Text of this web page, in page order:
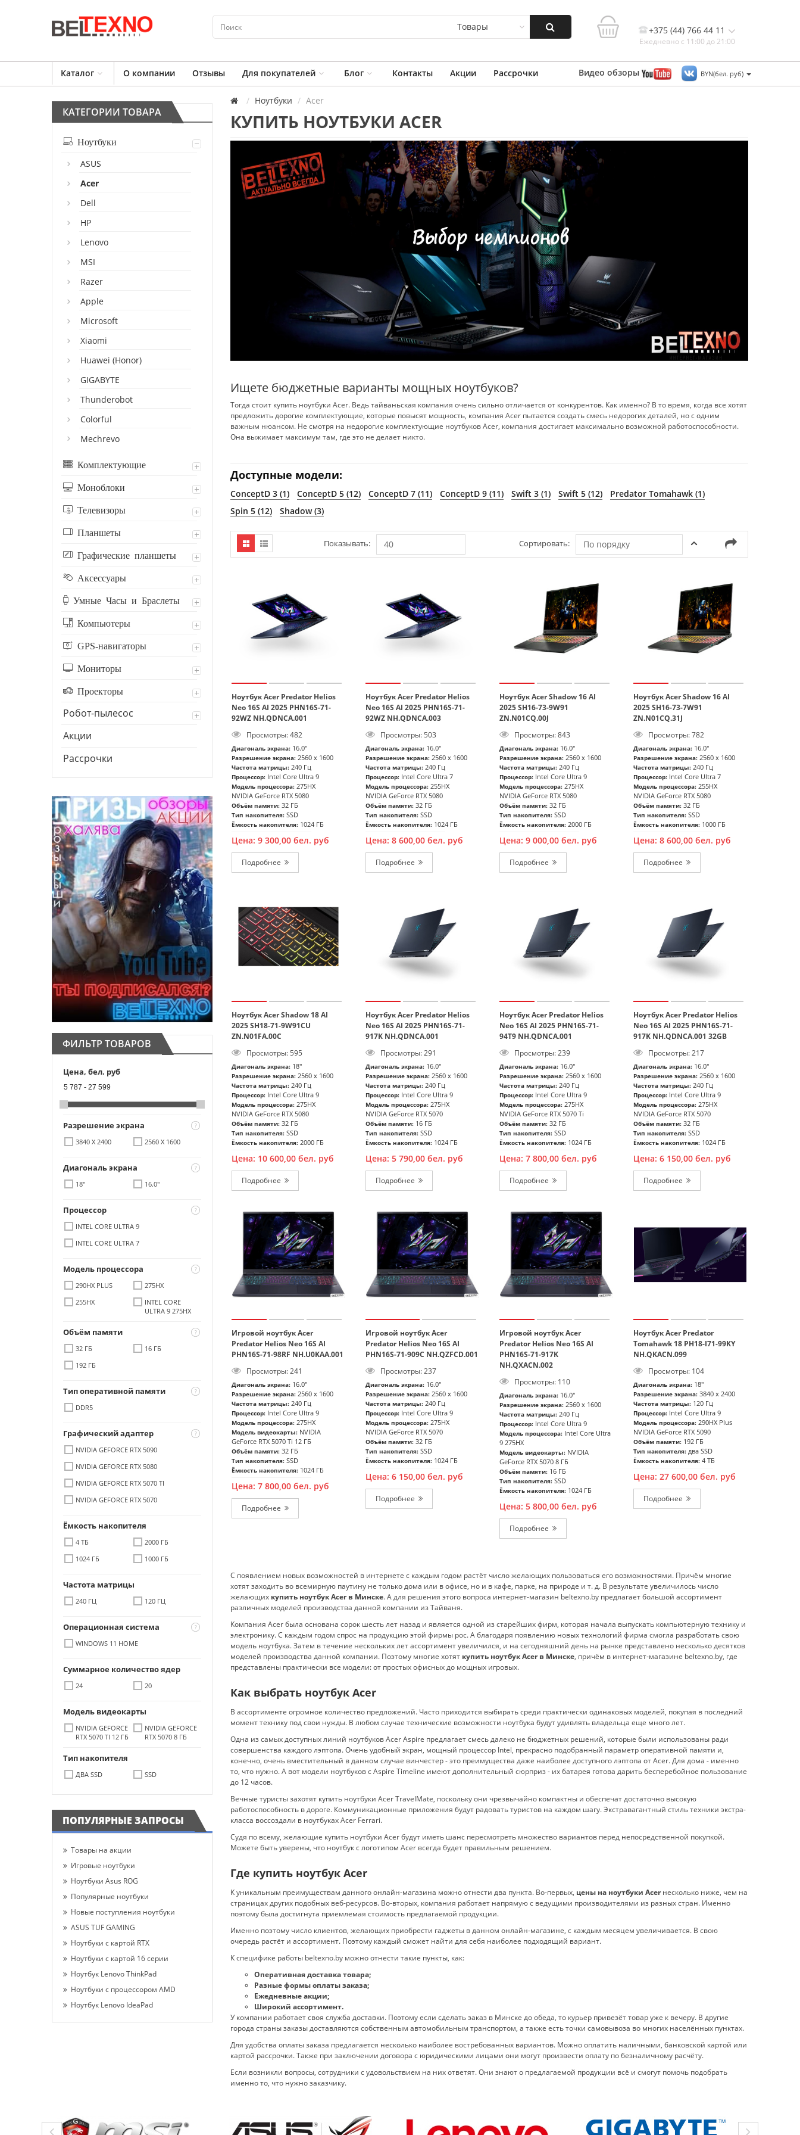
Товары +375 (44) 766 44 11
Ежедневно с 11:00 до 21:00
Каталог О компании Отзывы Для покупателей Блог Контакты Акции Рассрочки Видео обзоры BYN(бел. руб)
КАТЕГОРИИ ТОВАРА
Ноутбуки
ASUS
Acer
Dell
HP
Lenovo
MSI
Razer
Apple
Microsoft
Xiaomi
Huawei (Honor)
GIGABYTE
Thunderobot
Colorful
Mechrevo
Комплектующие
Моноблоки
Телевизоры
Планшеты
Графические планшеты
Аксессуары
Умные Часы и Браслеты
Компьютеры
GPS-навигаторы
Мониторы
Проекторы
Робот-пылесос
Акции
Рассрочки
ФИЛЬТР ТОВАРОВ
Цена, бел. руб
5 787 - 27 599
Разрешение экрана
3840 X 2400 2560 X 1600
Диагональ экрана
18" 16.0"
Процессор
INTEL CORE ULTRA 9
INTEL CORE ULTRA 7
Модель процессора
290HX PLUS
275HX
255HX
INTEL CORE
ULTRA 9 275HX
Объём памяти
32 ГБ
16 ГБ
192 ГБ
Тип оперативной памяти
DDR5
Графический адаптер
NVIDIA GEFORCE RTX 5090
NVIDIA GEFORCE RTX 5080
NVIDIA GEFORCE RTX 5070 TI
NVIDIA GEFORCE RTX 5070
Ёмкость накопителя
4 ТБ
2000 ГБ
1024 ГБ
1000 ГБ
Частота матрицы
240 ГЦ 120 ГЦ
Операционная система
WINDOWS 11 HOME
Суммарное количество ядер
24 20
Модель видеокарты
NVIDIA GEFORCE
RTX 5070 TI 12 ГБ
NVIDIA GEFORCE
RTX 5070 8 ГБ
Тип накопителя
ДВА SSD SSD
ПОПУЛЯРНЫЕ ЗАПРОСЫ
Товары на акции
Игровые ноутбуки
Ноутбуки Asus ROG
Популярные ноутбуки
Новые поступления ноутбуки
ASUS TUF GAMING
Ноутбуки с картой RTX
Ноутбуки с картой 16 серии
Ноутбук Lenovo ThinkPad
Ноутбуки с процессором AMD
Ноутбук Lenovo IdeaPad
Ноутбуки Acer
КУПИТЬ НОУТБУКИ ACER
Ищете бюджетные варианты мощных ноутбуков?
Тогда стоит купить ноутбуки Acer. Ведь тайваньская компания очень сильно отличается от конкурентов. Как именно? В то время, когда все хотят
предложить дорогие комплектующие, которые повысят мощность, компания Acer пытается создать смесь недорогих деталей, но с одним
важным нюансом. Не смотря на недорогие комплектующие ноутбуков Acer, компания достигает максимально возможной работоспособности.
Она выжимает максимум там, где это не делает никто.
Доступные модели:
ConceptD 3 (1) ConceptD 5 (12) ConceptD 7 (11) ConceptD 9 (11) Swift 3 (1) Swift 5 (12)
Predator Tomahawk (1)
Spin 5 (12)
Shadow (3)
Показывать: 40 По порядку
Сортировать:
Ноутбук Acer Predator Helios
Neo 16S AI 2025 PHN16S-71-
92WZ NH.QDNCA.001
Просмотры: 482
Диагональ экрана: 16.0"
Разрешение экрана: 2560 x 1600
Частота матрицы: 240 Гц
Процессор: Intel Core Ultra 9
Модель процессора: 275HX
NVIDIA GeForce RTX 5080
Объём памяти: 32 ГБ
Тип накопителя: SSD
Ёмкость накопителя: 1024 ГБ
Цена: 9 300,00 бел. руб
Ноутбук Acer Predator Helios
Neo 16S AI 2025 PHN16S-71-
92WZ NH.QDNCA.003
Просмотры: 503
Диагональ экрана: 16.0"
Разрешение экрана: 2560 x 1600
Частота матрицы: 240 Гц
Процессор: Intel Core Ultra 7
Модель процессора: 255HX
NVIDIA GeForce RTX 5080
Объём памяти: 32 ГБ
Тип накопителя: SSD
Ёмкость накопителя: 1024 ГБ
Цена: 8 600,00 бел. руб
Ноутбук Acer Shadow 16 AI
2025 SH16-73-9W91
ZN.N01CQ.00J
Просмотры: 843
Диагональ экрана: 16.0"
Разрешение экрана: 2560 x 1600
Частота матрицы: 240 Гц
Процессор: Intel Core Ultra 9
Модель процессора: 275HX
NVIDIA GeForce RTX 5080
Объём памяти: 32 ГБ
Тип накопителя: SSD
Ёмкость накопителя: 2000 ГБ
Цена: 9 000,00 бел. руб
Ноутбук Acer Shadow 16 AI
2025 SH16-73-7W91
ZN.N01CQ.31J
Просмотры: 782
Диагональ экрана: 16.0"
Разрешение экрана: 2560 x 1600
Частота матрицы: 240 Гц
Процессор: Intel Core Ultra 7
Модель процессора: 255HX
NVIDIA GeForce RTX 5080
Объём памяти: 32 ГБ
Тип накопителя: SSD
Ёмкость накопителя: 1000 ГБ
Цена: 8 600,00 бел. руб
Ноутбук Acer Shadow 18 AI
2025 SH18-71-9W91CU
ZN.N01FA.00C
Просмотры: 595
Диагональ экрана: 18"
Разрешение экрана: 2560 x 1600
Частота матрицы: 240 Гц
Процессор: Intel Core Ultra 9
Модель процессора: 275HX
NVIDIA GeForce RTX 5080
Объём памяти: 32 ГБ
Тип накопителя: SSD
Ёмкость накопителя: 2000 ГБ
Цена: 10 600,00 бел. руб
Ноутбук Acer Predator Helios
Neo 16S AI 2025 PHN16S-71-
917K NH.QDNCA.001
Просмотры: 291
Диагональ экрана: 16.0"
Разрешение экрана: 2560 x 1600
Частота матрицы: 240 Гц
Процессор: Intel Core Ultra 9
Модель процессора: 275HX
NVIDIA GeForce RTX 5070
Объём памяти: 16 ГБ
Тип накопителя: SSD
Ёмкость накопителя: 1024 ГБ
Цена: 5 790,00 бел. руб
Ноутбук Acer Predator Helios
Neo 16S AI 2025 PHN16S-71-
94T9 NH.QDNCA.001
Просмотры: 239
Диагональ экрана: 16.0"
Разрешение экрана: 2560 x 1600
Частота матрицы: 240 Гц
Процессор: Intel Core Ultra 9
Модель процессора: 275HX
NVIDIA GeForce RTX 5070 Ti
Объём памяти: 32 ГБ
Тип накопителя: SSD
Ёмкость накопителя: 1024 ГБ
Цена: 7 800,00 бел. руб
Ноутбук Acer Predator Helios
Neo 16S AI 2025 PHN16S-71-
917K NH.QDNCA.001 32GB
Просмотры: 217
Диагональ экрана: 16.0"
Разрешение экрана: 2560 x 1600
Частота матрицы: 240 Гц
Процессор: Intel Core Ultra 9
Модель процессора: 275HX
NVIDIA GeForce RTX 5070
Объём памяти: 32 ГБ
Тип накопителя: SSD
Ёмкость накопителя: 1024 ГБ
Цена: 6 150,00 бел. руб
Игровой ноутбук Acer
Predator Helios Neo 16S AI
PHN16S-71-98RF NH.U0KAA.001
Просмотры: 241
Диагональ экрана: 16.0"
Разрешение экрана: 2560 x 1600
Частота матрицы: 240 Гц
Процессор: Intel Core Ultra 9
Модель процессора: 275HX
Модель видеокарты: NVIDIA
GeForce RTX 5070 Ti 12 ГБ
Объём памяти: 32 ГБ
Тип накопителя: SSD
Ёмкость накопителя: 1024 ГБ
Цена: 7 800,00 бел. руб
Игровой ноутбук Acer
Predator Helios Neo 16S AI
PHN16S-71-909C NH.QZFCD.001
Просмотры: 237
Диагональ экрана: 16.0"
Разрешение экрана: 2560 x 1600
Частота матрицы: 240 Гц
Процессор: Intel Core Ultra 9
Модель процессора: 275HX
NVIDIA GeForce RTX 5070
Объём памяти: 32 ГБ
Тип накопителя: SSD
Ёмкость накопителя: 1024 ГБ
Цена: 6 150,00 бел. руб
Игровой ноутбук Acer
Predator Helios Neo 16S AI
PHN16S-71-917K
NH.QXACN.002
Просмотры: 110
Диагональ экрана: 16.0"
Разрешение экрана: 2560 x 1600
Частота матрицы: 240 Гц
Процессор: Intel Core Ultra 9
Модель процессора: Intel Core Ultra
9 275HX
Модель видеокарты: NVIDIA
GeForce RTX 5070 8 ГБ
Объём памяти: 16 ГБ
Тип накопителя: SSD
Ёмкость накопителя: 1024 ГБ
Цена: 5 800,00 бел. руб
Ноутбук Acer Predator
Tomahawk 18 PH18-I71-99KY
NH.QKACN.099
Просмотры: 104
Диагональ экрана: 18"
Разрешение экрана: 3840 x 2400
Частота матрицы: 120 Гц
Процессор: Intel Core Ultra 9
Модель процессора: 290HX Plus
NVIDIA GeForce RTX 5090
Объём памяти: 192 ГБ
Тип накопителя: два SSD
Ёмкость накопителя: 4 ТБ
Цена: 27 600,00 бел. руб
С появлением новых возможностей в интернете с каждым годом растёт число желающих пользоваться его возможностями. Причём многие
хотят заходить во всемирную паутину не только дома или в офисе, но и в кафе, парке, на природе и т. д. В результате увеличилось число
желающих купить ноутбук Acer в Минске. А для решения этого вопроса интернет-магазин beltexno.by предлагает большой ассортимент
различных моделей производства данной компании из Тайваня.
Компания Acer была основана сорок шесть лет назад и является одной из старейших фирм, которая начала выпускать компьютерную технику и
электронику. С каждым годом спрос на продукцию этой фирмы рос. А благодаря появлению новых технологий фирма смогла разработать свою
модель ноутбука. Затем в течение нескольких лет ассортимент увеличился, и на сегодняшний день на рынке представлено несколько десятков
моделей производства данной компании. Поэтому многие хотят купить ноутбук Acer в Минске, причём в интернет-магазине beltexno.by, где
представлены практически все модели: от простых офисных до мощных игровых.
Как выбрать ноутбук Acer
В ассортименте огромное количество предложений. Часто приходится выбирать среди практически одинаковых моделей, покупая в последний
момент технику под свои нужды. В любом случае технические возможности ноутбука будут удивлять владельца еще много лет.
Одна из самых доступных линий ноутбуков Acer Aspire предлагает смесь далеко не бюджетных решений, которые были использованы ради
совершенства каждого лэптопа. Очень удобный экран, мощный процессор Intel, прекрасно подобранный параметр оперативной памяти и,
конечно, очень вместительный в данном случае винчестер - это преимущества даже наиболее доступного лэптопа от Acer. Для дома - именно
то, что нужно. А вот модели ноутбуков с Aspire Timeline имеют дополнительный сюрприз - их батарея готова дарить бесперебойное пользование
до 12 часов.
Вечные туристы захотят купить ноутбуки Acer TravelMate, поскольку они чрезвычайно компактны и обеспечат достаточно высокую
работоспособность в дороге. Коммуникационные приложения будут радовать туристов на каждом шагу. Экстравагантный стиль техники экстра-
класса воссоздали в ноутбуках Acer Ferrari.
Судя по всему, желающие купить ноутбуки Acer будут иметь шанс пересмотреть множество вариантов перед непосредственной покупкой.
Можете быть уверены, что ноутбук с логотипом Acer всегда будет правильным решением.
Где купить ноутбук Acer
К уникальным преимуществам данного онлайн-магазина можно отнести два пункта. Во-первых, цены на ноутбуки Acerнесколько ниже, чем на
страницах других подобных веб-ресурсов. Во-вторых, компания работает напрямую с ведущими производителями из разных стран. Именно
поэтому была достигнута приемлемая стоимость предлагаемой продукции.
Именно поэтому число клиентов, желающих приобрести гаджеты в данном онлайн-магазине, с каждым месяцем увеличивается. В свою
очередь растёт и ассортимент. Поэтому каждый сможет найти для себя наиболее подходящий вариант.
К специфике работы beltexno.by можно отнести такие пункты, как:
Оперативная доставка товара;
Разные формы оплаты заказа;
Ежедневные акции;
Широкий ассортимент.
У компании работает своя служба доставки. Поэтому если сделать заказ в Минске до обеда, то курьер привезёт товар уже к вечеру. В другие
города страны заказы доставляются собственным автомобильным транспортом, а также есть точки самовывоза во многих населённых пунктах.
Для удобства оплаты заказа предлагается несколько наиболее востребованных вариантов. Можно оплатить наличными, банковской картой или
картой рассрочки. Также при заключении договора с юридическими лицами они могут произвести оплату по безналичному расчёту.
Если возникли вопросы, сотрудники с удовольствием на них ответят. Они знают о предлагаемой продукции всё и смогут помочь подобрать
именно то, что нужно заказчику.